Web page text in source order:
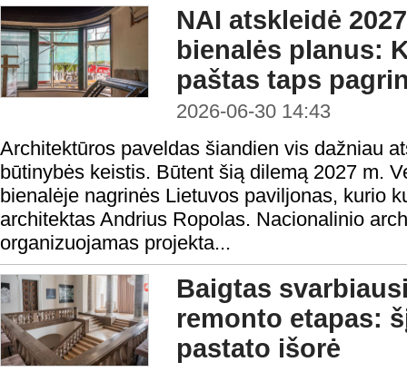
NAI atskleidė
bienalės planus:
paštas taps
2026-06-30 14:43
Architektūros paveldas šiandien vis dažniau
būtinybės keistis. Būtent šią dilemą 2027 m.
bienalėje nagrinės Lietuvos paviljonas, kurio
architektas Andrius Ropolas. Nacionalinio
organizuojamas projekta...
Baigtas
remonto etapas:
pastato išorė